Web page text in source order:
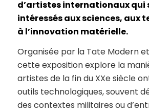
d’artistes internationaux qui
intéressés aux sciences, aux
à l’innovation matérielle.
Organisée par la Tate Modern et
cette exposition explore la
artistes de la fin du XXe siècle
outils technologiques, souvent
des contextes militaires ou